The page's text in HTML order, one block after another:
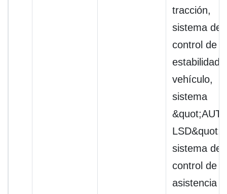
tracción,
sistema de
control de
estabilidad
vehículo,
sistema
LSD&quot;,
sistema de
control de
asistencia